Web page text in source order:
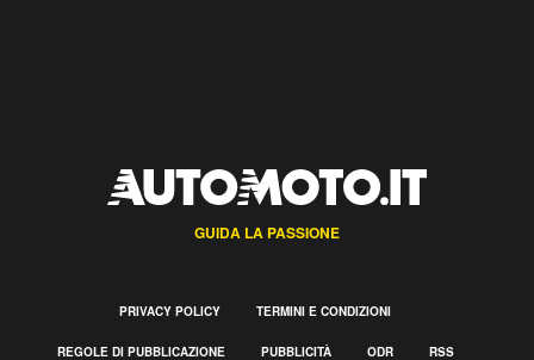
GUIDA LA PASSIONE
PRIVACY POLICY TERMINI E CONDIZIONI
REGOLE DI PUBBLICAZIONE PUBBLICITÀ ODR RSS